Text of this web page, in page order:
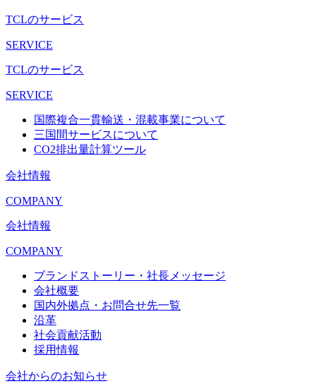
TCLのサービス
SERVICE
TCLのサービス
SERVICE
国際複合一貫輸送・混載事業について
三国間サービスについて
CO2排出量計算ツール
会社情報
COMPANY
会社情報
COMPANY
ブランドストーリー・社長メッセージ
会社概要
国内外拠点・お問合せ先一覧
沿革
社会貢献活動
採用情報
会社からのお知らせ